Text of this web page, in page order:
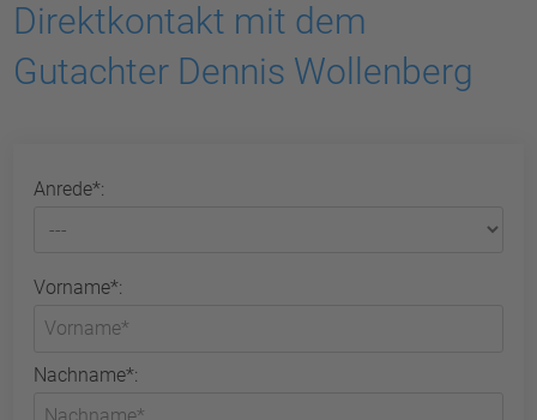
Direktkontakt mit dem
Gutachter Dennis Wollenberg
Anrede*:
Vorname*:
Nachname*: